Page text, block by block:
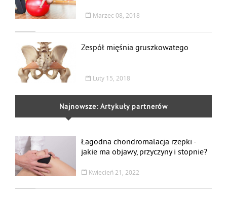
Marzec 08, 2018
Zespół mięśnia gruszkowatego
Luty 15, 2018
Najnowsze: Artykuły partnerów
Łagodna chondromalacja rzepki -
jakie ma objawy, przyczyny i stopnie?
Kwiecień 21, 2022